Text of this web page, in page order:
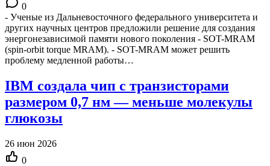
0
- Ученые из Дальневосточного федерального университета и
других научных центров предложили решение для создания
энергонезависимой памяти нового поколения - SOT-MRAM
(spin-orbit torque MRAM). - SOT-MRAM может решить
проблему медленной работы…
IBM создала чип с транзисторами
размером 0,7 нм — меньше молекулы
глюкозы
26 июн 2026
0